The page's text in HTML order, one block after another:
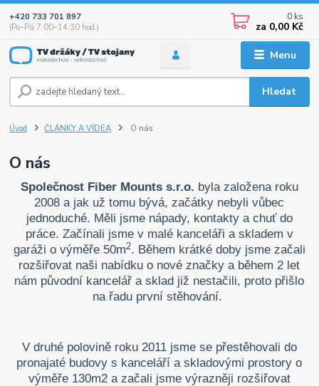
Menu
Hledat
+420 733 701 897
(Po–Pá 7:00–14:30 hod.)
0 ks
za 0,00 Kč
Úvod ČLÁNKY A VIDEA O nás
O nás
Společnost Fiber Mounts s.r.o. byla založena roku
2008 a jak už tomu bývá, začátky nebyli vůbec
jednoduché. Měli jsme nápady, kontakty a chuť do
práce. Začínali jsme v malé kanceláři a skladem v
garáži o výměře 50m2. Během krátké doby jsme začali
rozšiřovat naši nabídku o nové značky a během 2 let
nám původní kancelář a sklad již nestačili, proto přišlo
na řadu první stěhování.
V druhé polovině roku 2011 jsme se přestěhovali do
pronajaté budovy s kanceláří a skladovými prostory o
výměře 130m2 a začali jsme výrazněji rozšiřovat